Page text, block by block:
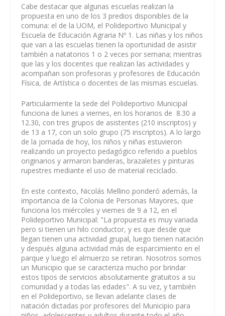
Cabe destacar que algunas escuelas realizan la
propuesta en uno de los 3 predios disponibles de la
comuna: el de la UOM, el Polideportivo Municipal y
Escuela de Educación Agraria Nº 1. Las niñas y los niños
que van a las escuelas tienen la oportunidad de asistir
también a natatorios 1 o 2 veces por semana; mientras
que las y los docentes que realizan las actividades y
acompañan son profesoras y profesores de Educación
Física, de Artística o docentes de las mismas escuelas.
Particularmente la sede del Polideportivo Municipal
funciona de lunes a viernes, en los horarios de 8.30 a
12.30, con tres grupos de asistentes (210 inscriptos) y
de 13 a 17, con un solo grupo (75 inscriptos). A lo largo
de la jornada de hoy, los niños y niñas estuvieron
realizando un proyecto pedagógico referido a pueblos
originarios y armaron banderas, brazaletes y pinturas
rupestres mediante el uso de material reciclado.
En este contexto, Nicolás Mellino ponderó además, la
importancia de la Colonia de Personas Mayores, que
funciona los miércoles y viernes de 9 a 12, en el
Polideportivo Municipal: "La propuesta es muy variada
pero si tienen un hilo conductor, y es que desde que
llegan tienen una actividad grupal, luego tienen natación
y después alguna actividad más de esparcimiento en el
parque y luego el almuerzo se retiran. Nosotros somos
un Municipio que se caracteriza mucho por brindar
estos tipos de servicios absolutamente gratuitos a su
comunidad y a todas las edades". A su vez, y también
en el Polideportivo, se llevan adelante clases de
natación dictadas por profesores del Municipio para